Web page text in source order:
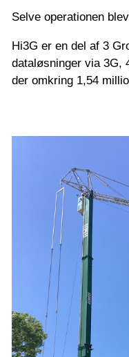
Selve operationen
Hi3G er en del af 3
dataløsninger via 3G,
der omkring 1,54